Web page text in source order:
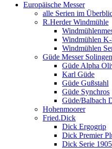
Europäische Messer
alle Serien im
R.Herder Windmühle
Windmühlen
Windmühlen
Güde Messer Solingen
Güde Alpha
Karl Güde
Güde Gußstahl
Güde Synchros
Güde/Balbach
Hohenmoorer
Fried.Dick
Dick Ergogrip
Dick Premier
Dick Serie 1905